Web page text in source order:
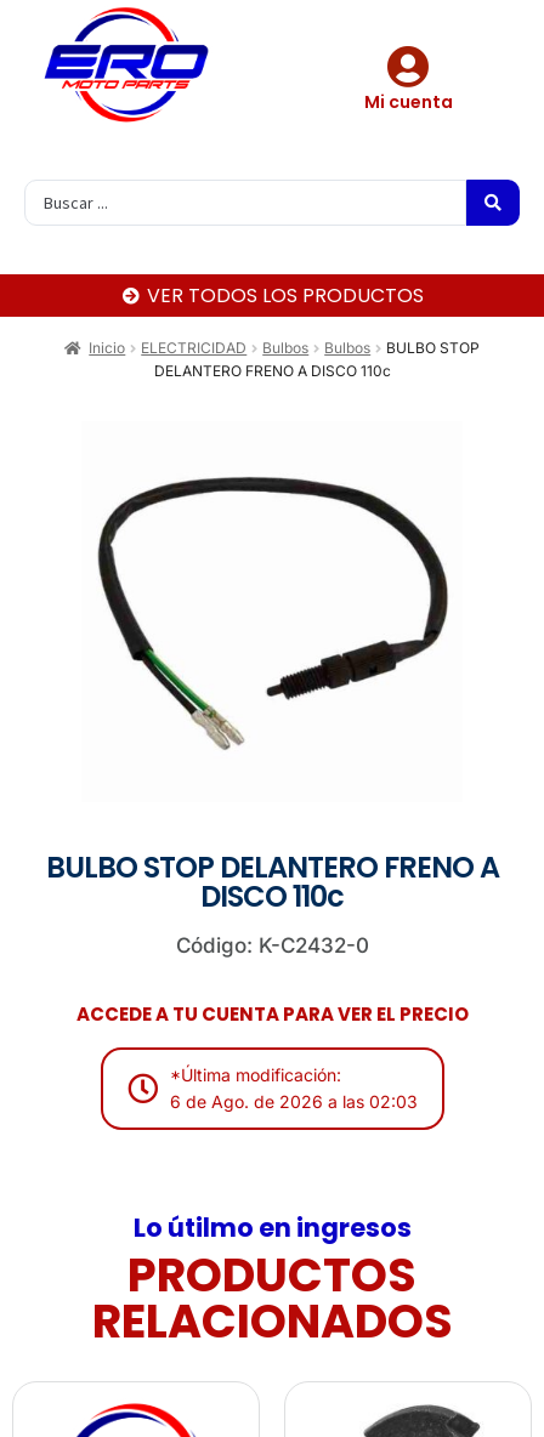
Mi cuenta
VER TODOS LOS PRODUCTOS
Inicio ELECTRICIDAD Bulbos Bulbos
BULBO STOP
DELANTERO FRENO A DISCO 110c
BULBO STOP DELANTERO FRENO A
DISCO 110c
Código: K-C2432-0
ACCEDE A TU CUENTA PARA VER EL PRECIO
*Última modificación:
6 de Ago. de 2026 a las 02:03
Lo útilmo en ingresos
PRODUCTOS
RELACIONADOS